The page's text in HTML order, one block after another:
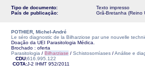
Tipo de documento:
Texto impresso
País de publicação:
Grã-Bretanha (Reino
POTHIER, Michel-André
Le séro diagnostic de la Bilharziose par une nouvelle
Doação da UEI Parasitologia Médica.
Brochado : oferta
Parasitologia / Bilharziase / Schistosomíases /Análise e
CDU:616.995.122
COTA:J-2 IHMT 952/2011